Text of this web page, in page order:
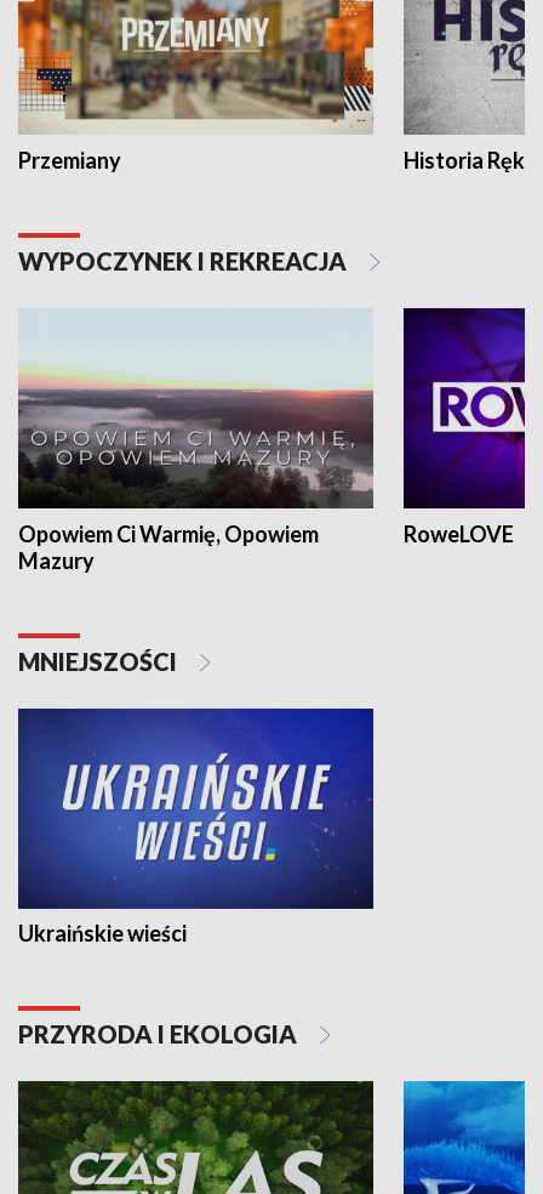
Przemiany Historia Ręką
WYPOCZYNEK I REKREACJA
Opowiem Ci Warmię, Opowiem
Mazury
RoweLOVE
MNIEJSZOŚCI
Ukraińskie wieści
PRZYRODA I EKOLOGIA